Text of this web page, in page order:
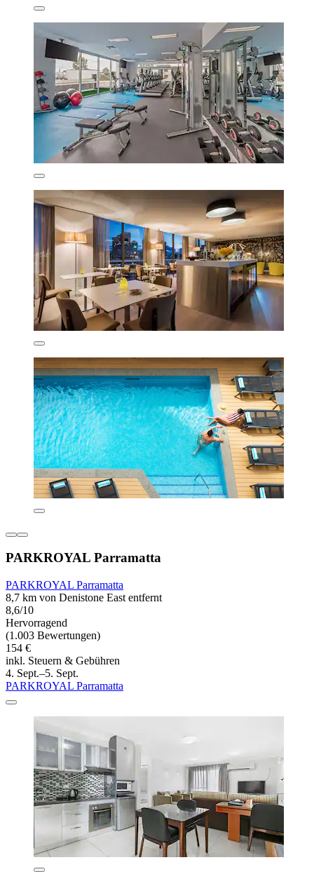
PARKROYAL Parramatta
PARKROYAL Parramatta
8,7 km von Denistone East entfernt
8,6/10
Hervorragend
(1.003 Bewertungen)
154 €
inkl. Steuern & Gebühren
4. Sept.–5. Sept.
PARKROYAL Parramatta